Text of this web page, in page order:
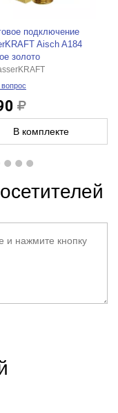
подключение
Aisch A184
золото
В комплекте